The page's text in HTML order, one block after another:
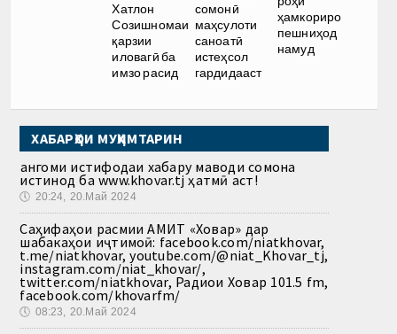
Хатлон
Созишномаи
қарзии
иловагӣ ба
имзо расид
сомонӣ
маҳсулоти
саноатӣ
истеҳсол
гардидааст
ҳамкориро
пешниҳод
намуд
ХАБАРҲОИ МУҲИМТАРИН
Ҳангоми истифодаи хабару маводи сомона
истинод ба www.khovar.tj ҳатмӣ аст!
🕔 20:24, 20.Май 2024
Саҳифаҳои расмии АМИТ «Ховар» дар
шабакаҳои иҷтимоӣ: facebook.com/niatkhovar,
t.me/niatkhovar, youtube.com/@niat_Khovar_tj,
instagram.com/niat_khovar/,
twitter.com/niatkhovar, Радиои Ховар 101.5 fm,
facebook.com/khovarfm/
🕔 08:23, 20.Май 2024